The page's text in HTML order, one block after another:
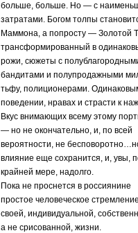
больше, больше. Но — с
затратами. Богом толпы
Маммона, а попросту — Золотой
трансформированный в
рожи, сюжеты с
бандитами и полупродажными
тьфу, полиционерами.
поведении, нравах и страсти к
Вкус внимающих всему этому
— но не окончательно, и, по всей
вероятности, не
влияние еще сохранится, и, увы,
крайней мере, надолго.
Пока не проснется в россиянине
простое человеческое
своей, индивидуальной,
а не срисованной, жизни.